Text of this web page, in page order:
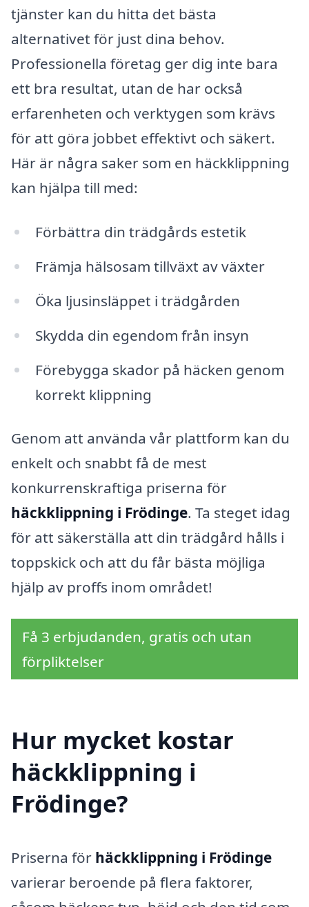
tjänster kan du hitta det bästa
alternativet för just dina behov.
Professionella företag ger dig inte bara
ett bra resultat, utan de har också
erfarenheten och verktygen som krävs
för att göra jobbet effektivt och säkert.
Här är några saker som en häckklippning
kan hjälpa till med:
Förbättra din trädgårds estetik
Främja hälsosam tillväxt av växter
Öka ljusinsläppet i trädgården
Skydda din egendom från insyn
Förebygga skador på häcken genom
korrekt klippning
Genom att använda vår plattform kan du
enkelt och snabbt få de mest
konkurrenskraftiga priserna för
häckklippning i Frödinge. Ta steget idag
för att säkerställa att din trädgård hålls i
toppskick och att du får bästa möjliga
hjälp av proffs inom området!
Få 3 erbjudanden, gratis och utan
förpliktelser
Hur mycket kostar
häckklippning i
Frödinge?
Priserna för häckklippning i Frödinge
varierar beroende på flera faktorer,